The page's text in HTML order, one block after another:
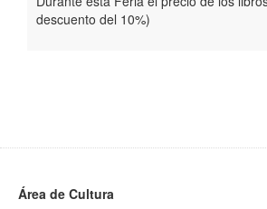
descuento del 10%)
Área de Cultura